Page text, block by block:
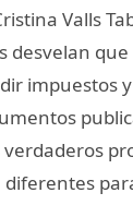
Valls
desvelan
impuestos